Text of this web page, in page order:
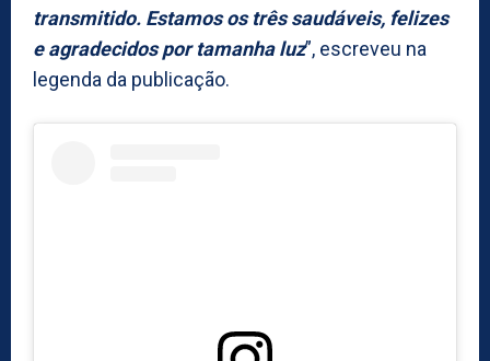
transmitido. Estamos os três saudáveis, felizes
e agradecidos por tamanha luz”, escreveu na
legenda da publicação.